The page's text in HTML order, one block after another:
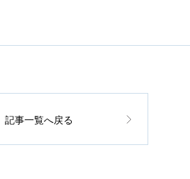
記事一覧へ戻る